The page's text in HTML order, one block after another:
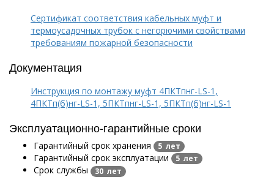
Сертификат соответствия кабельных муфт и
термоусадочных трубок с негорючими свойствами
требованиям пожарной безопасности
Документация
Инструкция по монтажу муфт 4ПКТпнг-LS-1,
4ПКТп(б)нг-LS-1, 5ПКТпнг-LS-1, 5ПКТп(б)нг-LS-1
Эксплуатационно-гарантийные сроки
Гарантийный срок хранения 5 лет
Гарантийный срок эксплуатации 5 лет
Срок службы 30 лет